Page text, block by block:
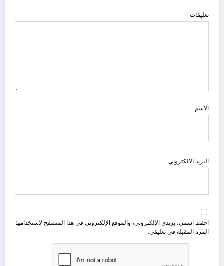
تعليقات
الاسم
البريد الالكتروني
احفظ اسمي، بريدي الإلكتروني، والموقع الإلكتروني في هذا المتصفح لاستخدامها
المرة المقبلة في تعليقي.